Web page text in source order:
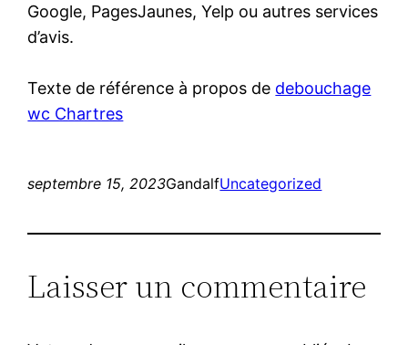
Google, PagesJaunes, Yelp ou autres services
d’avis.
Texte de référence à propos de debouchage
wc Chartres
septembre 15, 2023GandalfUncategorized
Laisser un commentaire